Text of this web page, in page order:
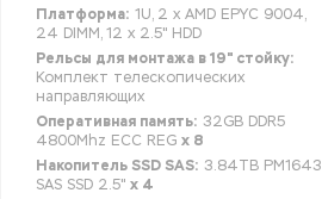
Платформа: 1U, 2 x AMD EPYC 9004,
24 DIMM, 12 x 2.5" HDD
Рельсы для монтажа в 19" стойку:
Комплект телескопических
направляющих
Оперативная память: 32GB DDR5
4800Mhz ECC REG x 8
Накопитель SSD SAS: 3.84TB PM1643
SAS SSD 2.5" x 4